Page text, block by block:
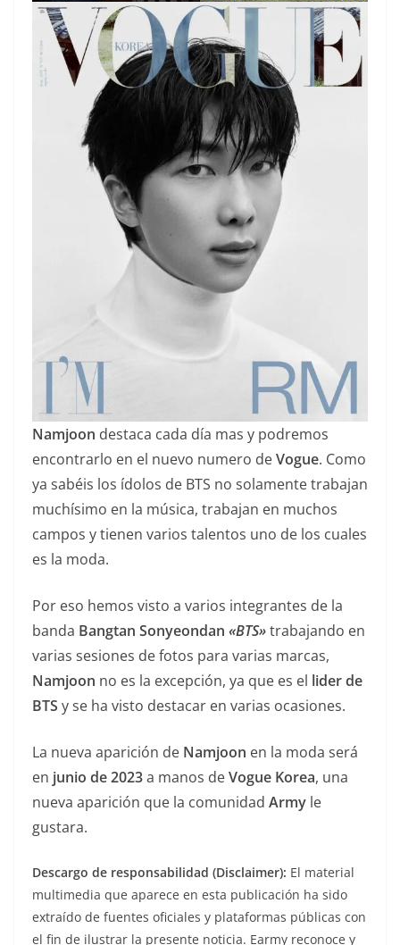
Namjoon destaca cada día mas y podremos
encontrarlo en el nuevo numero deVogue. Como
ya sabéis los ídolos de BTS no solamente trabajan
muchísimo en la música, trabajan en muchos
campos y tienen varios talentos uno de los cuales
es la moda.
Por eso hemos visto a varios integrantes de la
banda Bangtan Sonyeondan «BTS»trabajando en
varias sesiones de fotos para varias marcas,
Namjoon no es la excepción, ya que es el lider de
BTS y se ha visto destacar en varias ocasiones.
La nueva aparición de Namjoon en la moda será
en junio de 2023a manos deVogue Korea, una
nueva aparición que la comunidad Army le
gustara.
Descargo de responsabilidad (Disclaimer): El material
multimedia que aparece en esta publicación ha sido
extraído de fuentes oficiales y plataformas públicas con
el fin de ilustrar la presente noticia. Earmy reconoce y